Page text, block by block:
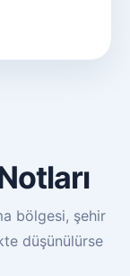
bölgesi, şehir
düşünülürse